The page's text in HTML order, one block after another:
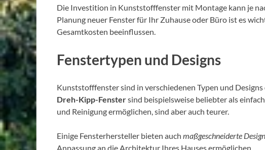
Die Investition in Kunststofffenster mit Montage kann je
Planung neuer Fenster für Ihr Zuhause oder Büro ist es
Gesamtkosten beeinflussen.
Fenstertypen und Designs
Kunststofffenster sind in verschiedenen Typen und
Dreh-Kipp-Fenstersind beispielsweise beliebter als
und Reinigung ermöglichen, sind aber auch teurer.
Einige Fensterhersteller bieten auch maßgeschneiderte
Anpassung an die Architektur Ihres Hauses ermöglichen.